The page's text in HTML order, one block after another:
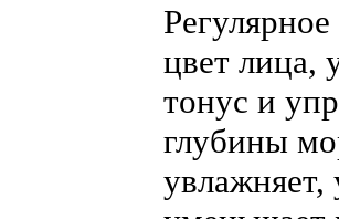
цвет лица,
тонус и
глубины
увлажняет,